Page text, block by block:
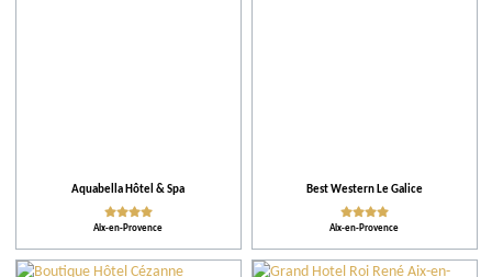
Aquabella Hôtel & Spa
Aix-en-Provence
Best Western Le Galice
Aix-en-Provence